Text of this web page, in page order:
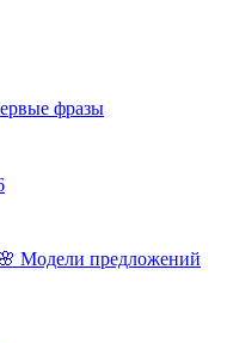
фразы
Модели предложений